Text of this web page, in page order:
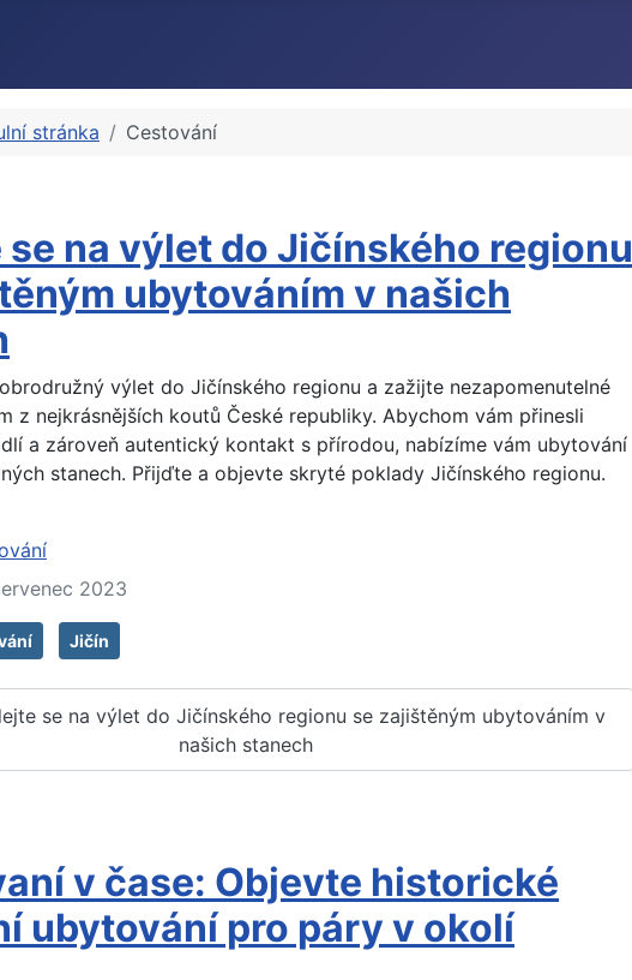
stránka Cestování
na výlet do Jičínského regionu
ubytováním v našich
výlet do Jičínského regionu a zažijte nezapomenutelné
z nejkrásnějších koutů České republiky. Abychom vám přinesli
a zároveň autentický kontakt s přírodou, nabízíme vám ubytování
stanech. Přijďte a objevte skryté poklady Jičínského regionu.
2023
Jičín
se na výlet do Jičínského regionu se zajištěným ubytováním v
našich stanech
v čase: Objevte historické
ubytování pro páry v okolí